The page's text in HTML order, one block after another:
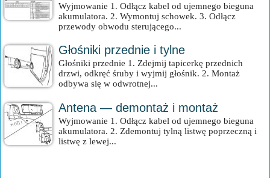
Wyjmowanie 1. Odłącz kabel od ujemnego bieguna
akumulatora. 2. Wymontuj schowek. 3. Odłącz
przewody obwodu sterującego...
Głośniki przednie i tylne
Głośniki przednie 1. Zdejmij tapicerkę przednich
drzwi, odkręć śruby i wyjmij głośnik. 2. Montaż
odbywa się w odwrotnej...
Antena — demontaż i montaż
Wyjmowanie 1. Odłącz kabel od ujemnego bieguna
akumulatora. 2. Zdemontuj tylną listwę poprzeczną i
listwę z lewej...